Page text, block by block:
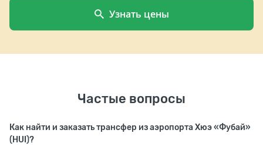
Узнать цены
Частые вопросы
Как найти и заказать трансфер из аэропорта Хюэ «Фубай»
(HUI)?